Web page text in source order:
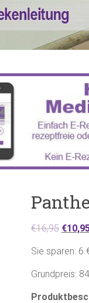
MIT
€16,95 €
Sie sparen: 6
Grundpreis: